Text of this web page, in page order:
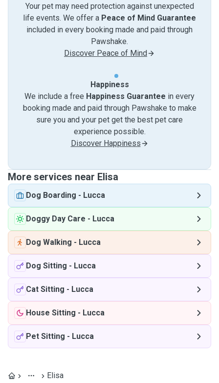
Your pet may need protection against unexpected
life events. We offer a Peace of Mind Guarantee
included in every booking made and paid through
Pawshake.
Discover Peace of Mind
Happiness
We include a free Happiness Guarantee in every
booking made and paid through Pawshake to make
sure you and your pet get the best pet care
experience possible.
Discover Happiness
More services near Elisa
Dog Boarding - Lucca
Doggy Day Care - Lucca
Dog Walking - Lucca
Dog Sitting - Lucca
Cat Sitting - Lucca
House Sitting - Lucca
Pet Sitting - Lucca
Elisa